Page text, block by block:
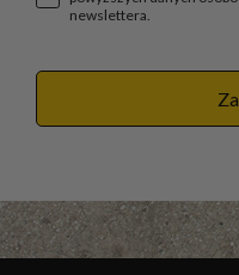
newslettera.